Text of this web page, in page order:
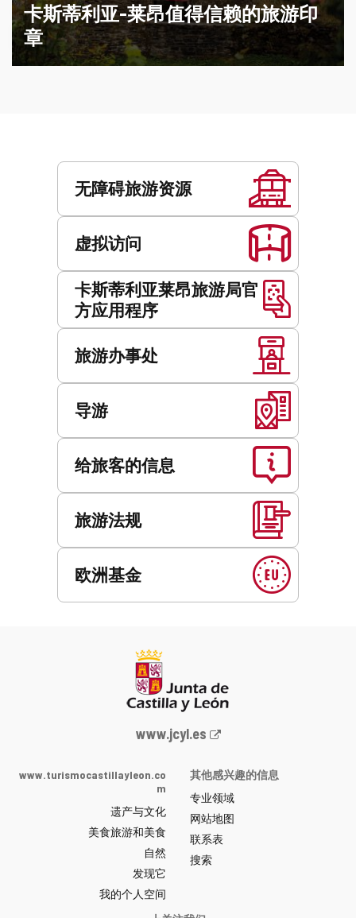
卡斯蒂利亚-莱昂值得信赖的旅游印
章
无障碍旅游资源
虚拟访问
卡斯蒂利亚莱昂旅游局官
方应用程序
旅游办事处
导游
给旅客的信息
旅游法规
欧洲基金
Junta
y
León
网
站
门
户
-
www.jcyl.es
www.turismocastillayleon.co
m
遗产与文化
美食旅游和美食
自然
发现它
我的个人空间
其他感兴趣的信息
专业领域
网站地图
联系表
搜索